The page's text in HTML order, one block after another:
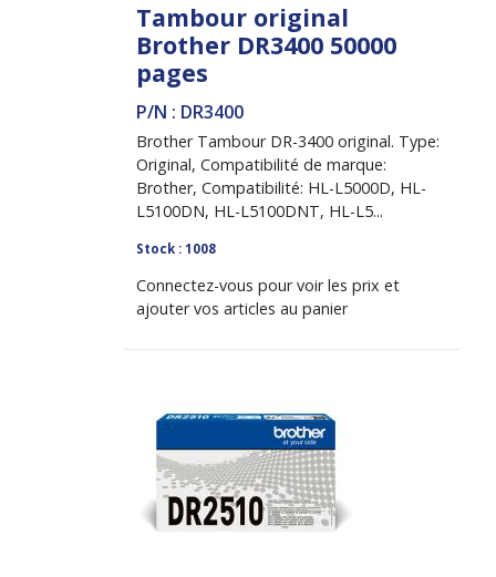
Tambour original
Brother DR3400 50000
pages
P/N : DR3400
Brother Tambour DR-3400 original. Type:
Original, Compatibilité de marque:
Brother, Compatibilité: HL-L5000D, HL-
L5100DN, HL-L5100DNT, HL-L5...
Stock : 1008
Connectez-vous pour voir les prix et
ajouter vos articles au panier